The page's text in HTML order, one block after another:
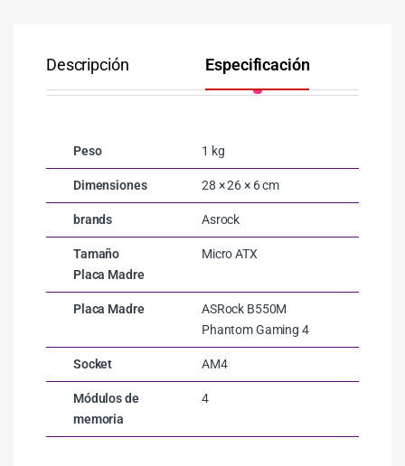
Descripción Especificación
Peso 1 kg
Dimensiones 28 × 26 × 6 cm
brands Asrock
Tamaño
Placa Madre
Micro ATX
Placa Madre
ASRock B550M
Phantom Gaming 4
Socket AM4
Módulos de
memoria
4